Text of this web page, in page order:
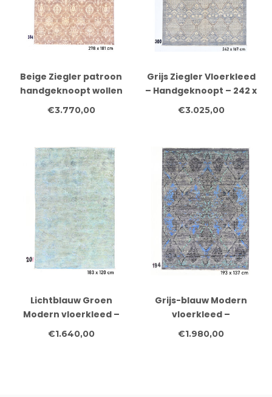
Beige Ziegler patroon
handgeknoopt wollen
vloerkleed – 278 x 181
€3.770,00
Grijs Ziegler Vloerkleed
– Handgeknoopt – 242 x
167 cm
€3.025,00
Lichtblauw Groen
Modern vloerkleed –
handgeknoopt wollen
€1.640,00
Grijs-blauw Modern
vloerkleed –
handgeknoopt wollen
€1.980,00